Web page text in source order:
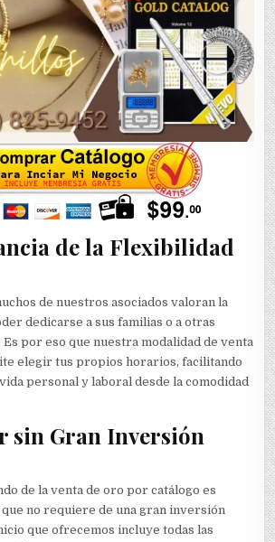
de la Flexibilidad
de nuestros asociados valoran la
dedicarse a sus familias o a otras
por eso que nuestra modalidad de venta
elegir tus propios horarios, facilitando
personal y laboral desde la comodidad
sin Gran Inversión
de la venta de oro por catálogo es
que no requiere de una gran inversión
que ofrecemos incluye todas las